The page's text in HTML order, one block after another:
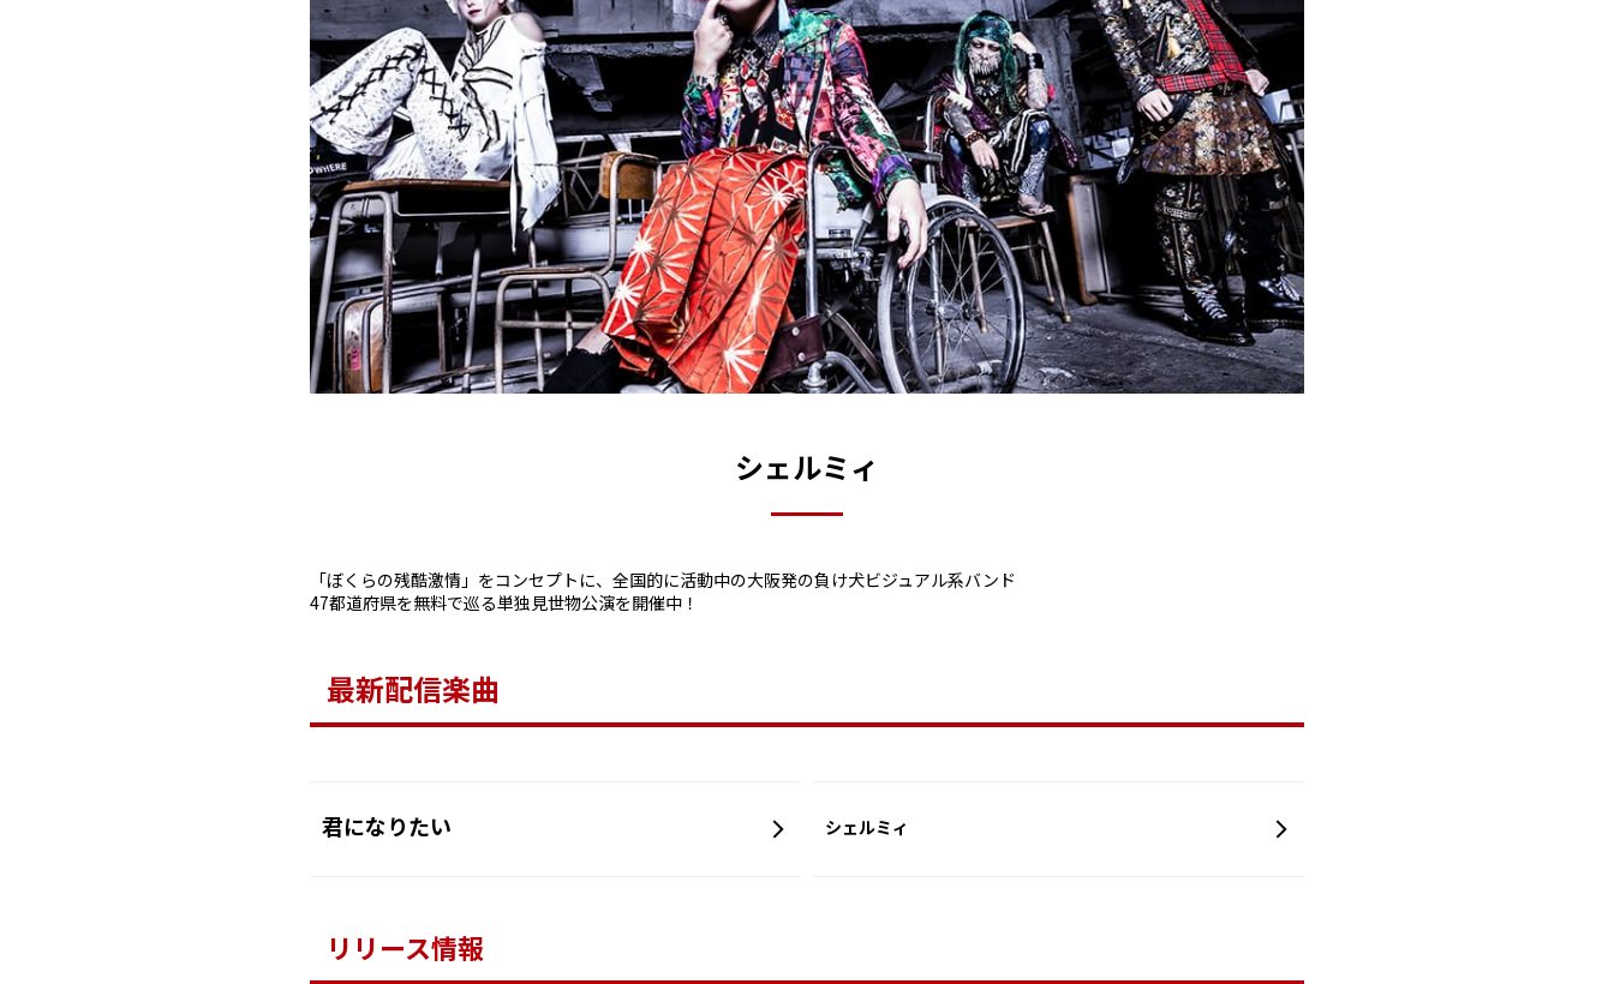
シェルミィ
「ぼくらの残酷激情」をコンセプトに、全国的に活動中の大阪発の負け犬ビジュアル系バンド
47都道府県を無料で巡る単独見世物公演を開催中！
最新配信楽曲
君になりたい シェルミィ
リリース情報